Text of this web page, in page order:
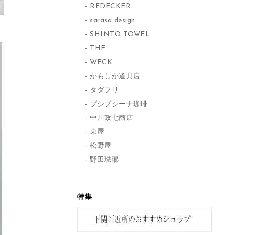
REDECKER
sarasa design
SHINTO TOWEL
THE
WECK
かもしか道具店
タダフサ
プシプシーナ珈琲
中川政七商店
東屋
松野屋
野田琺瑯
特集